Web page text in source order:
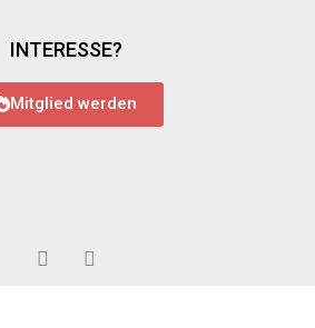
INTERESSE?
Mitglied werden